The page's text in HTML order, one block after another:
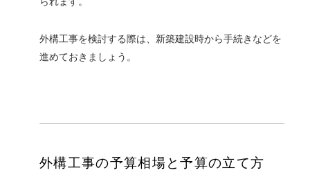
外構工事を検討する際は、新築建設時から手続きなどを
進めておきましょう。
外構工事の予算相場と予算の立て方